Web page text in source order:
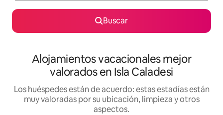
Buscar
Alojamientos vacacionales mejor
valorados en Isla Caladesi
Los huéspedes están de acuerdo: estas estadías están
muy valoradas por su ubicación, limpieza y otros
aspectos.